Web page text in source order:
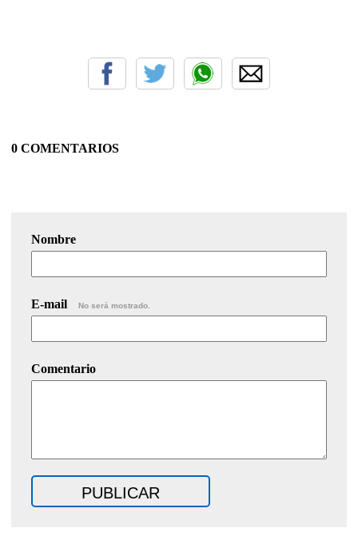
0 COMENTARIOS
Nombre
E-mail No será mostrado.
Comentario